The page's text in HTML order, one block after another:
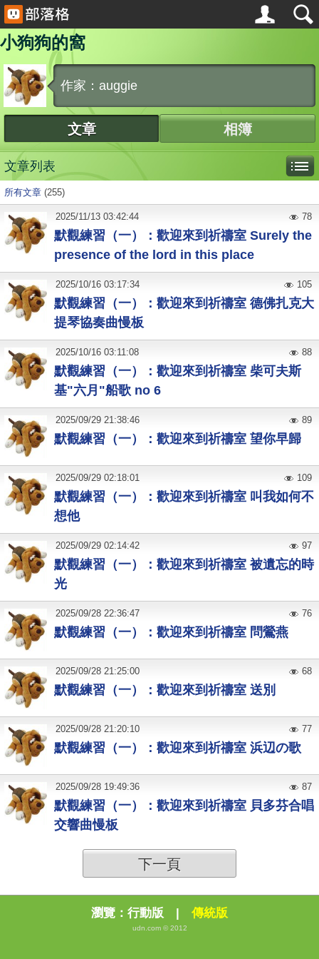
小狗狗的窩
作家：auggie
文章 相簿
文章列表
所有文章 (255)
默觀練習（一）：歡迎來到祈禱室 Surely the
presence of the lord in this place
2025/11/13 03:42:44 78
默觀練習（一）：歡迎來到祈禱室 德佛扎克大
提琴協奏曲慢板
2025/10/16 03:17:34 105
默觀練習（一）：歡迎來到祈禱室 柴可夫斯
基"六月"船歌 no 6
2025/10/16 03:11:08 88
默觀練習（一）：歡迎來到祈禱室 望你早歸
2025/09/29 21:38:46 89
默觀練習（一）：歡迎來到祈禱室 叫我如何不
想他
2025/09/29 02:18:01 109
默觀練習（一）：歡迎來到祈禱室 被遺忘的時
光
2025/09/29 02:14:42 97
默觀練習（一）：歡迎來到祈禱室 問鶯燕
2025/09/28 22:36:47 76
默觀練習（一）：歡迎來到祈禱室 送別
2025/09/28 21:25:00 68
默觀練習（一）：歡迎來到祈禱室 浜辺の歌
2025/09/28 21:20:10 77
默觀練習（一）：歡迎來到祈禱室 貝多芬合唱
交響曲慢板
2025/09/28 19:49:36 87
下一頁
瀏覽： 行動版 | 傳統版
udn.com © 2012